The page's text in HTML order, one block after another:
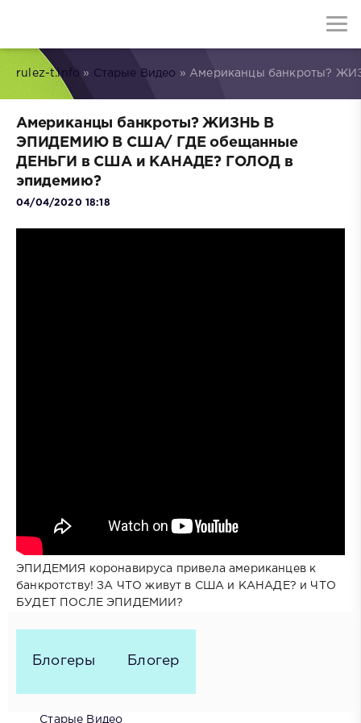
rulez-t.info » Старые Видео » Американцы банкроты?
Американцы банкроты? ЖИЗНЬ В
ЭПИДЕМИЮ В США/ ГДЕ обещанные
ДЕНЬГИ в США и КАНАДЕ? ГОЛОД в
эпидемию?
04/04/2020 18:18
ЭПИДЕМИЯ коронавируса привела американцев к
банкротству! ЗА ЧТО живут в США и КАНАДЕ? и ЧТО
БУДЕТ ПОСЛЕ ЭПИДЕМИИ?
Блогеры Блогер
Старые Видео